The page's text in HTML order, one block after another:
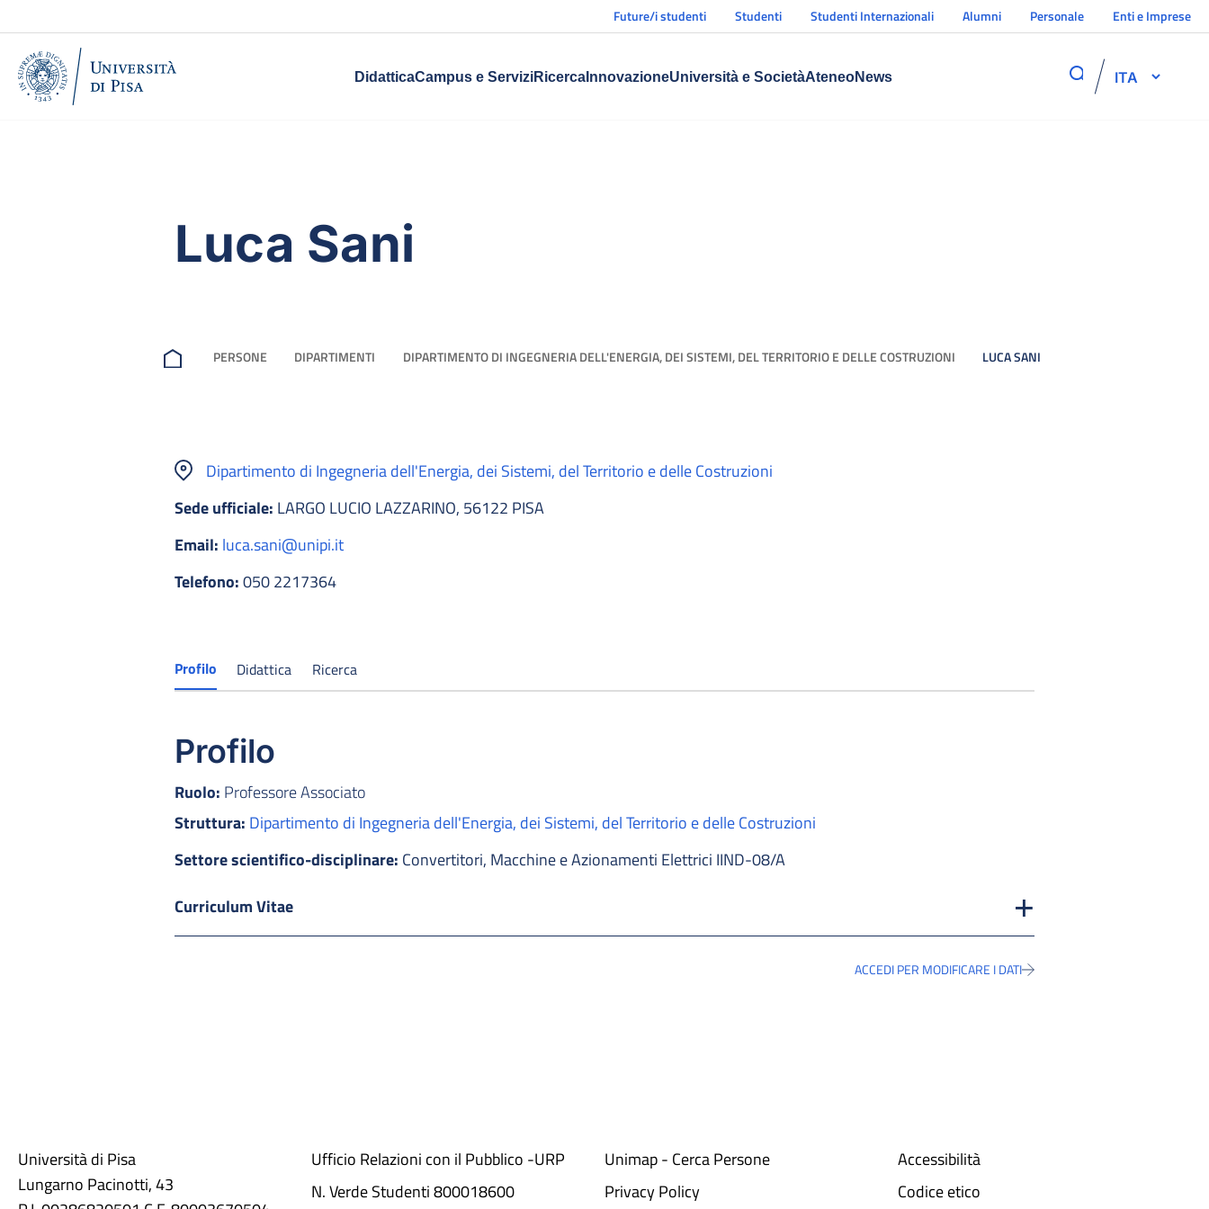
Future/i studenti Studenti Studenti Internazionali Alumni Personale Enti e Imprese
DidatticaCampus e ServiziRicercaInnovazioneUniversità e SocietàAteneoNews ITA
Luca Sani
PERSONE DIPARTIMENTI DIPARTIMENTO DI INGEGNERIA DELL'ENERGIA, DEI SISTEMI, DEL TERRITORIO E DELLE COSTRUZIONI LUCA SANI
Dipartimento di Ingegneria dell'Energia, dei Sistemi, del Territorio e delle Costruzioni
Sede ufficiale: LARGO LUCIO LAZZARINO, 56122 PISA
Email: luca.sani@unipi.it
Telefono:050 2217364
Profilo Didattica Ricerca
Profilo
Ruolo: Professore Associato
Struttura: Dipartimento di Ingegneria dell'Energia, dei Sistemi, del Territorio e delle Costruzioni
Settore scientifico-disciplinare: Convertitori, Macchine e Azionamenti Elettrici IIND-08/A
Curriculum Vitae
ACCEDI PER MODIFICARE I DATI
Università di Pisa
Lungarno Pacinotti, 43
Ufficio Relazioni con il Pubblico -URP
N. Verde Studenti 800018600​
Unimap - Cerca Persone
Privacy Policy
Accessibilità
Codice etico